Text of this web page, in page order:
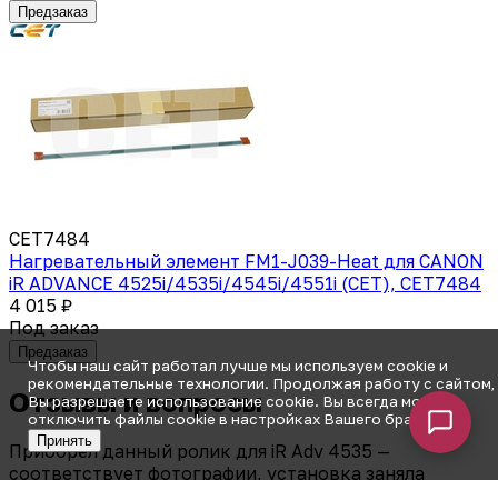
Предзаказ
CET7484
Нагревательный элемент FM1-J039-Heat для CANON
iR ADVANCE 4525i/4535i/4545i/4551i (CET), CET7484
4 015 ₽
Под заказ
Предзаказ
Отзывы и вопросы
Приобрёл данный ролик для iR Adv 4535 —
соответствует фотографии, установка заняла
Чтобы наш сайт работал лучше мы используем cookie и
рекомендательные технологии. Продолжая работу с сайтом,
Вы разрешаете использование cookie. Вы всегда можете
отключить файлы cookie в настройках Вашего браузера.
Принять